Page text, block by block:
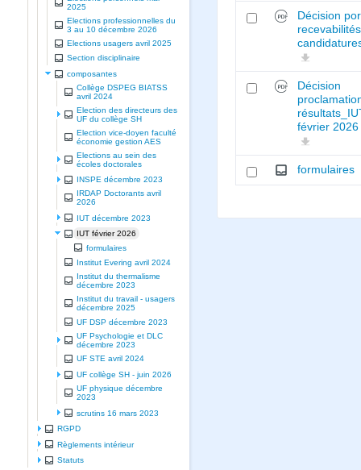
2025
Elections professionnelles du
3 au 10 décembre 2026
Elections usagers avril 2025
Section disciplinaire
composantes
Collège DSPEG BIATSS
avril 2024
Election des directeurs des
UF du collège SH
Election vice-doyen faculté
économie gestion AES
Elections au sein des
écoles doctorales
INSPE décembre 2023
IRDAP Doctorants avril
2026
IUT décembre 2023
IUT février 2026
formulaires
Institut Evering avril 2024
Institut du thermalisme
décembre 2023
Institut du travail - usagers
décembre 2025
UF DSP décembre 2023
UF Psychologie et DLC
décembre 2023
UF STE avril 2024
UF collège SH - juin 2026
UF physique décembre
2023
scrutins 16 mars 2023
RGPD
Règlements intérieur
Statuts
Décision
Décision
février 2026
formulaires